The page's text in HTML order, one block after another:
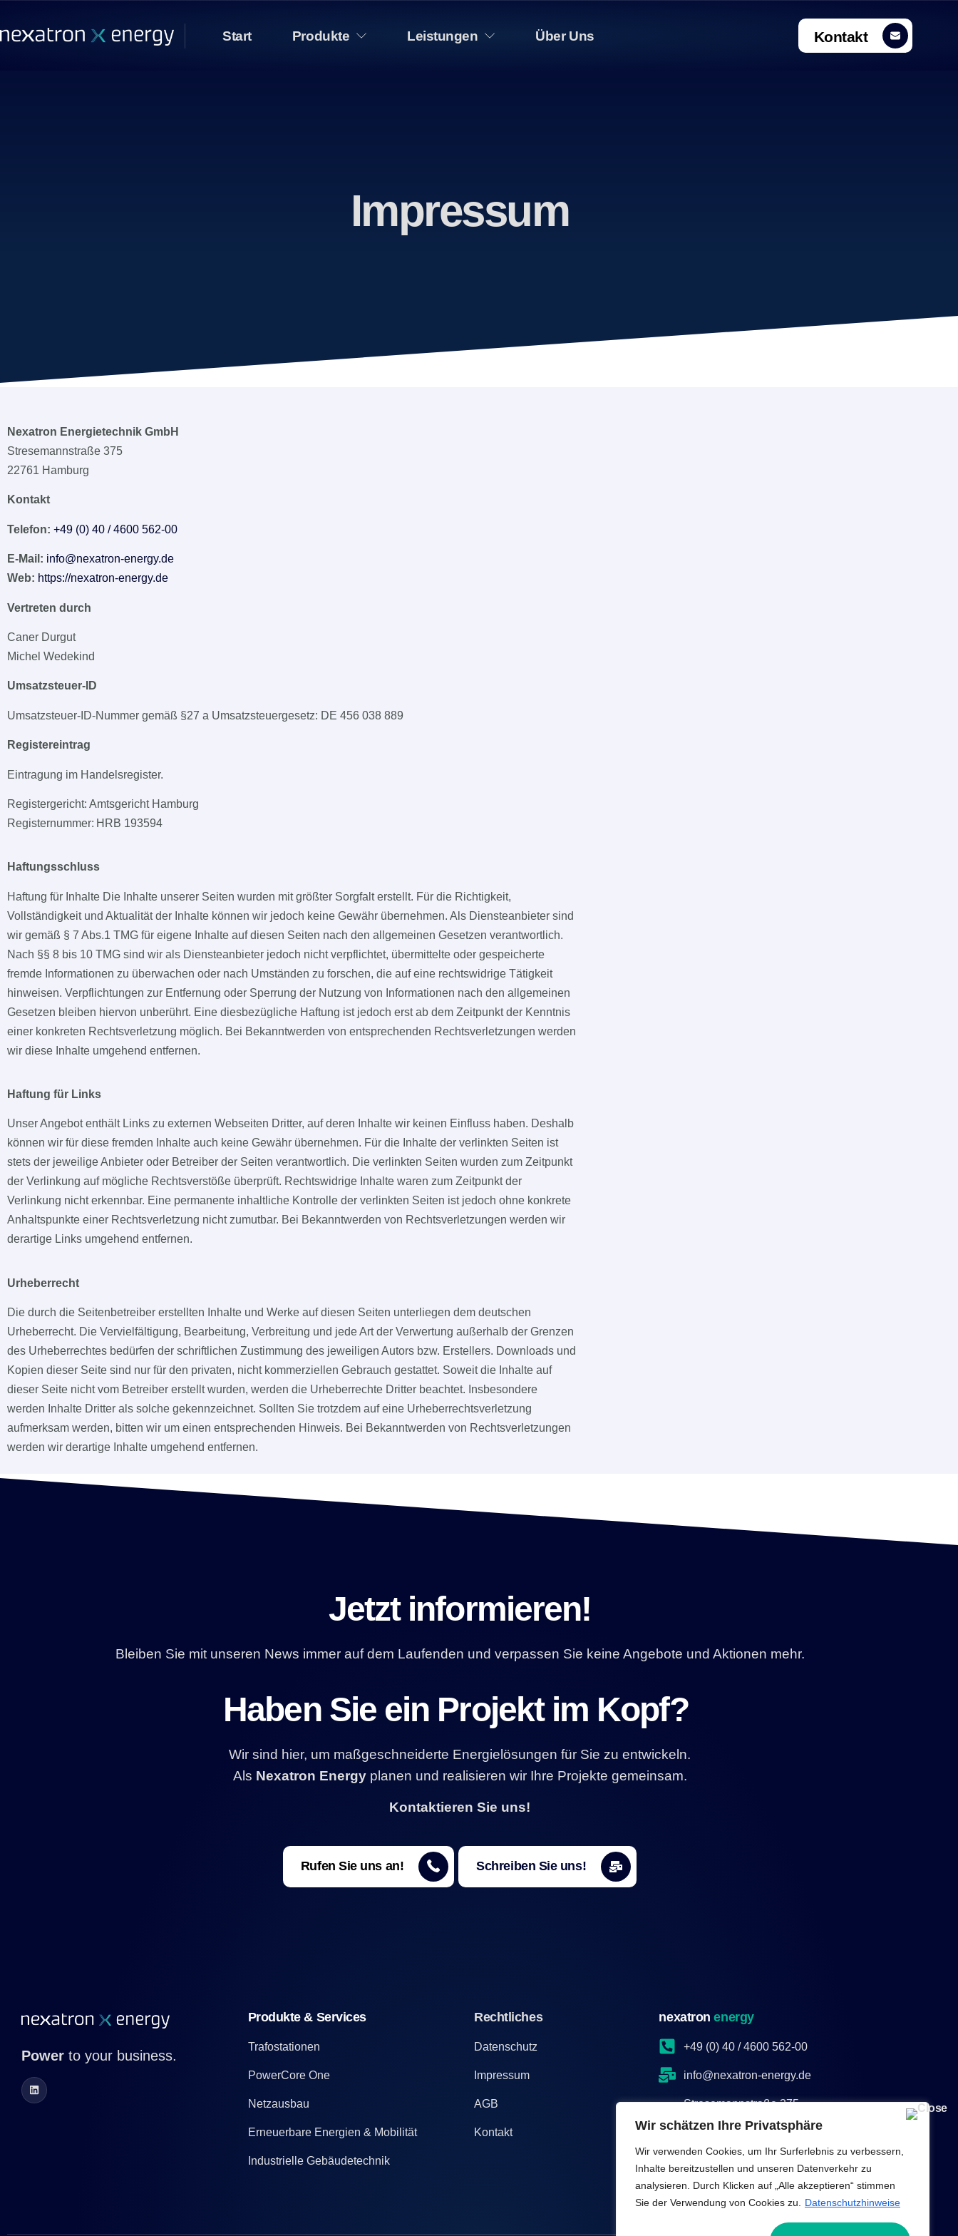
Wir schätzen Ihre Privatsphäre
Wir verwenden Cookies, um Ihr Surferlebnis zu verbessern,
Inhalte bereitzustellen und unseren Datenverkehr zu
analysieren. Durch Klicken auf „Alle akzeptieren“ stimmen
Sie der Verwendung von Cookies zu.
Datenschutzhinweise
Start Produkte Leistungen Über Uns Kontakt
Impressum
Nexatron Energietechnik GmbH
Stresemannstraße 375
22761 Hamburg
Kontakt
Telefon: +49 (0) 40 / 4600 562-00
E-Mail: info@nexatron-energy.de
Web: https://nexatron-energy.de
Vertreten durch
Caner Durgut
Michel Wedekind
Umsatzsteuer-ID
Umsatzsteuer-ID-Nummer gemäß §27 a Umsatzsteuergesetz: DE 456 038 889
Registereintrag
Eintragung im Handelsregister.
Registergericht: Amtsgericht Hamburg
Registernummer: HRB 193594
Haftungsschluss
Haftung für Inhalte Die Inhalte unserer Seiten wurden mit größter Sorgfalt erstellt. Für die Richtigkeit,
Vollständigkeit und Aktualität der Inhalte können wir jedoch keine Gewähr übernehmen. Als Diensteanbieter sind
wir gemäß § 7 Abs.1 TMG für eigene Inhalte auf diesen Seiten nach den allgemeinen Gesetzen verantwortlich.
Nach §§ 8 bis 10 TMG sind wir als Diensteanbieter jedoch nicht verpflichtet, übermittelte oder gespeicherte
fremde Informationen zu überwachen oder nach Umständen zu forschen, die auf eine rechtswidrige Tätigkeit
hinweisen. Verpflichtungen zur Entfernung oder Sperrung der Nutzung von Informationen nach den allgemeinen
Gesetzen bleiben hiervon unberührt. Eine diesbezügliche Haftung ist jedoch erst ab dem Zeitpunkt der Kenntnis
einer konkreten Rechtsverletzung möglich. Bei Bekanntwerden von entsprechenden Rechtsverletzungen werden
wir diese Inhalte umgehend entfernen.
Haftung für Links
Unser Angebot enthält Links zu externen Webseiten Dritter, auf deren Inhalte wir keinen Einfluss haben. Deshalb
können wir für diese fremden Inhalte auch keine Gewähr übernehmen. Für die Inhalte der verlinkten Seiten ist
stets der jeweilige Anbieter oder Betreiber der Seiten verantwortlich. Die verlinkten Seiten wurden zum Zeitpunkt
der Verlinkung auf mögliche Rechtsverstöße überprüft. Rechtswidrige Inhalte waren zum Zeitpunkt der
Verlinkung nicht erkennbar. Eine permanente inhaltliche Kontrolle der verlinkten Seiten ist jedoch ohne konkrete
Anhaltspunkte einer Rechtsverletzung nicht zumutbar. Bei Bekanntwerden von Rechtsverletzungen werden wir
derartige Links umgehend entfernen.
Urheberrecht
Die durch die Seitenbetreiber erstellten Inhalte und Werke auf diesen Seiten unterliegen dem deutschen
Urheberrecht. Die Vervielfältigung, Bearbeitung, Verbreitung und jede Art der Verwertung außerhalb der Grenzen
des Urheberrechtes bedürfen der schriftlichen Zustimmung des jeweiligen Autors bzw. Erstellers. Downloads und
Kopien dieser Seite sind nur für den privaten, nicht kommerziellen Gebrauch gestattet. Soweit die Inhalte auf
dieser Seite nicht vom Betreiber erstellt wurden, werden die Urheberrechte Dritter beachtet. Insbesondere
werden Inhalte Dritter als solche gekennzeichnet. Sollten Sie trotzdem auf eine Urheberrechtsverletzung
aufmerksam werden, bitten wir um einen entsprechenden Hinweis. Bei Bekanntwerden von Rechtsverletzungen
werden wir derartige Inhalte umgehend entfernen.
Jetzt informieren!
Bleiben Sie mit unseren News immer auf dem Laufenden und verpassen Sie keine Angebote und Aktionen mehr.
Haben Sie ein Projekt im Kopf?
Wir sind hier, um maßgeschneiderte Energielösungen für Sie zu entwickeln.
Als Nexatron Energyplanen und realisieren wir Ihre Projekte gemeinsam.
Kontaktieren Sie uns!
Rufen Sie uns an! Schreiben Sie uns!
Power to your business.
Produkte & Services
Trafostationen
PowerCore One
Netzausbau
Erneuerbare Energien & Mobilität
Industrielle Gebäudetechnik
Rechtliches
Datenschutz
Impressum
AGB
Kontakt
nexatronenergy
+49 (0) 40 / 4600 562-00
info@nexatron-energy.de
Stresemannstraße 375
22761 Hamburg
Mo – Fr. 08-17 Uhr